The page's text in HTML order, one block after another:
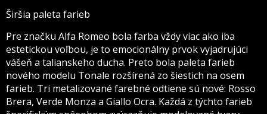
Širšia paleta farieb
Pre značku Alfa Romeo bola farba vždy viac ako iba
estetickou voľbou, je to emocionálny prvok vyjadrujúci
vášeň a talianskeho ducha. Preto bola paleta farieb
nového modelu Tonale rozšírená zo šiestich na osem
farieb. Tri metalizované farebné odtiene sú nové: Rosso
Brera, Verde Monza a Giallo Ocra. Každá z týchto farieb